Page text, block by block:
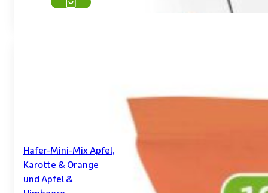
Hafer-Mini-Mix Apfel,
Karotte & Orange
und Apfel &